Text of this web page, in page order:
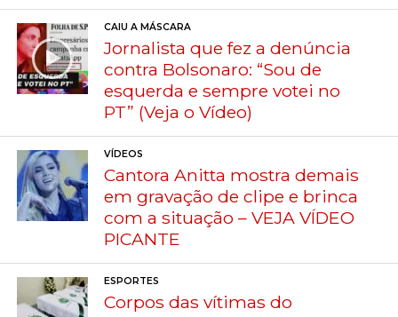
CAIU A MÁSCARA
Jornalista que fez a denúncia
contra Bolsonaro: “Sou de
esquerda e sempre votei no
PT” (Veja o Vídeo)
VÍDEOS
Cantora Anitta mostra demais
em gravação de clipe e brinca
com a situação – VEJA VÍDEO
PICANTE
ESPORTES
Corpos das vítimas do